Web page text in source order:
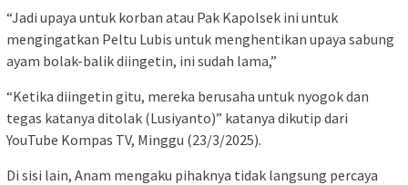
“Jadi upaya untuk korban atau Pak Kapolsek ini untuk
mengingatkan Peltu Lubis untuk menghentikan upaya sabung
ayam bolak-balik diingetin, ini sudah lama,”
“Ketika diingetin gitu, mereka berusaha untuk nyogok dan
tegas katanya ditolak (Lusiyanto)” katanya dikutip dari
YouTube Kompas TV, Minggu (23/3/2025).
Di sisi lain, Anam mengaku pihaknya tidak langsung percaya